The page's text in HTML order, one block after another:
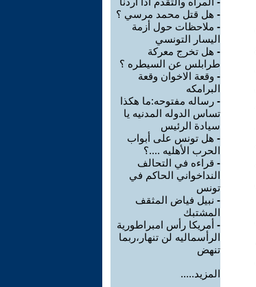
- هل قتل محمد مرسي ؟
- ملاحظات حول أزمة
اليسار التونسي
- هل تخرج معركة
طرابلس عن السيطره ؟
- وقعة الاخوان وقعة
البرامكه
- رساله مفتوحه:ما هكذا
تساس الدوله المدنيه يا
سيادة الرئيس
- هل تونس على أبواب
الحرب الأهليه ....؟
- قراءه في التحالف
النداخواني الحاكم في
تونس
- نبيل فياض المثقف
المشتبك
- أمريكا رأس امبراطورية
الرأسماليه لن تنهار،ربما
تنهض
المزيد.....